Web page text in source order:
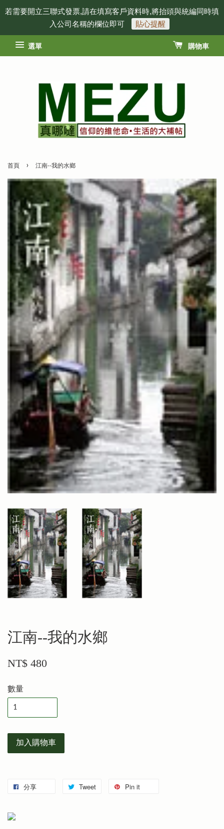
若需要開立三聯式發票,請在填寫客戶資料時,將抬頭與統編同時填
入公司名稱的欄位即可
貼心提醒
選單 購物車
首頁 › 江南--我的水鄉
江南--我的水鄉
NT$ 480
數量
加入購物車
分享 Tweet Pin it